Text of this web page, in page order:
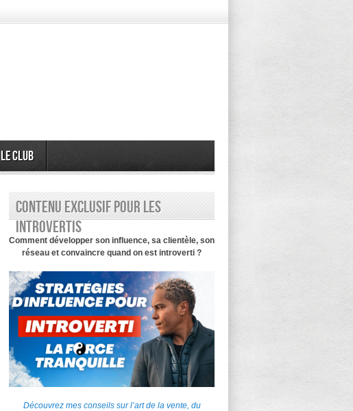
Le Club
Contenu exclusif pour les
introvertis
Comment développer son influence, sa clientèle, son
réseau et convaincre quand on est introverti ?
Découvrez mes conseils sur l’art de la vente, du